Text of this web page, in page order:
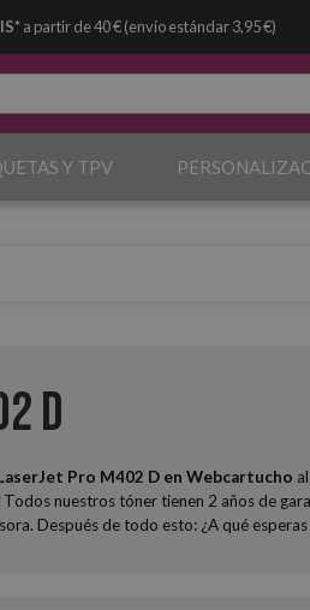
a partir de 40 € (envío estándar 3,95 €)
Y TPV
D
Pro M402 D en Webcartucho
nuestros tóner tienen 2 años de
Después de todo esto: ¿A qué